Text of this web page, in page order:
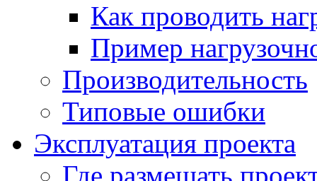
Как проводить
Пример
Производительность
Типовые ошибки
Эксплуатация проекта